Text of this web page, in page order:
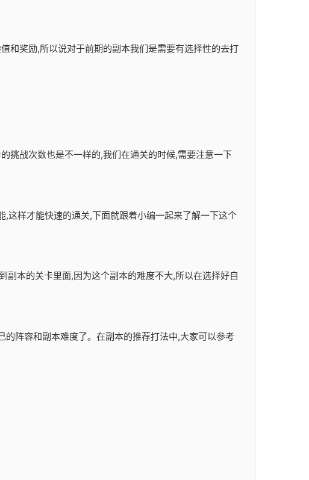
和奖励,所以说对于前期的副本我们是需要有选择性的去打
挑战次数也是不一样的,我们在通关的时候,需要注意一下
样才能快速的通关,下面就跟着小编一起来了解一下这个
本的关卡里面,因为这个副本的难度不大,所以在选择好自
阵容和副本难度了。在副本的推荐打法中,大家可以参考